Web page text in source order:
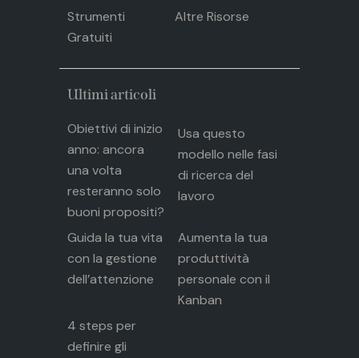
Strumenti
Gratuiti
Altre Risorse
Ultimi articoli
Obiettivi di inizio
anno: ancora
una volta
resteranno solo
buoni propositi?
Usa questo
modello nelle fasi
di ricerca del
lavoro
Guida la tua vita
con la gestione
dell’attenzione
Aumenta la tua
produttività
personale con il
Kanban
4 steps per
definire gli